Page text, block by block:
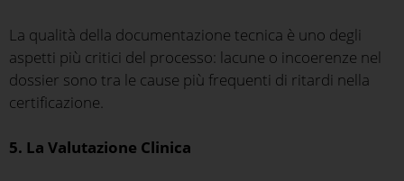
La qualità della documentazione tecnica è uno degli
aspetti più critici del processo: lacune o incoerenze nel
dossier sono tra le cause più frequenti di ritardi nella
certificazione.
5. La Valutazione Clinica